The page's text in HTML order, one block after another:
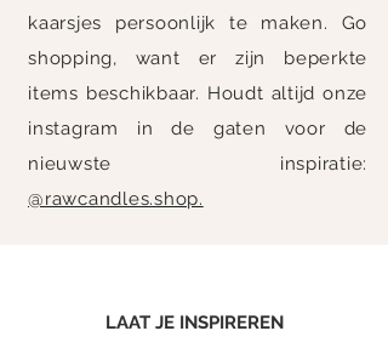
kaarsjes persoonlijk te maken. Go
shopping, want er zijn beperkte
items beschikbaar. Houdt altijd onze
instagram in de gaten voor de
nieuwste inspiratie:
@rawcandles.shop.
LAAT JE INSPIREREN